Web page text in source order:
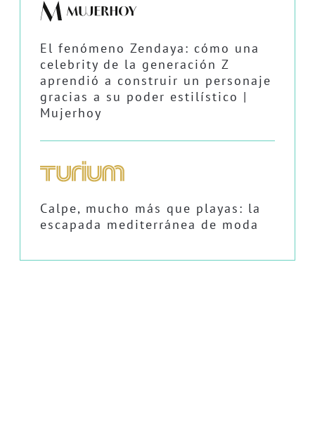
El fenómeno Zendaya: cómo una
celebrity de la generación Z
aprendió a construir un personaje
gracias a su poder estilístico |
Mujerhoy
Calpe, mucho más que playas: la
escapada mediterránea de moda